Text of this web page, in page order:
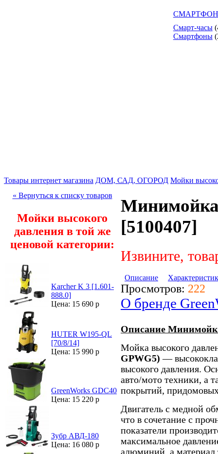
Смарт-часы
Смартфоны
Товары интернет магазина ДОМ, САД, ОГОРОД Мойки
« Вернуться к списку товаров
Мойки высокого
давления в той же
ценовой категории:
Karcher K 3 [1.601-
888.0]
Цена: 15 690 р
HUTER W195-QL
[70/8/14]
Цена: 15 990 р
GreenWorks GDC40
Цена: 15 220 р
Зубр АВД-180
Цена: 16 080 р
Минимойка
[5100407]
Извините,
Описание
Просмотров: 222
О бренде
Описание
Мойка высокого
GPWG5) —
высокого давления.
авто/мото техники, а
покрытий, придомовых
Двигатель с медной
что в сочетание с
показатели
максимальное
алюминий, а